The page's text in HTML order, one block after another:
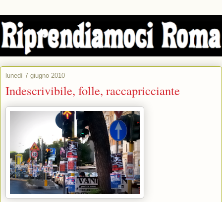
lunedì 7 giugno 2010
Indescrivibile, folle, raccapricciante